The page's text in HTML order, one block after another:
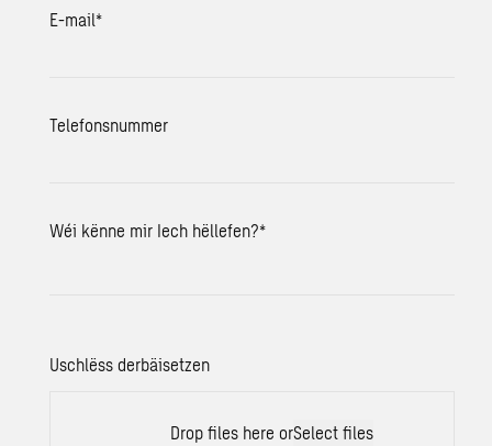
E-mail*
Telefonsnummer
Wéi kënne mir Iech hëllefen?*
Uschlëss derbäisetzen
Drop files here orSelect files